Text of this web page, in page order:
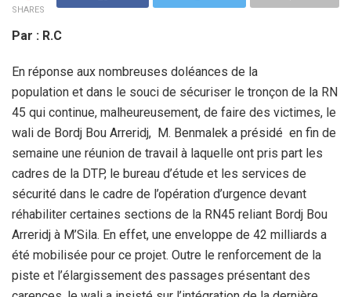
SHARES
Par : R.C
En réponse aux nombreuses doléances de la
population et dans le souci de sécuriser le tronçon de la RN
45 qui continue, malheureusement, de faire des victimes, le
wali de Bordj Bou Arreridj, M. Benmalek a présidé en fin de
semaine une réunion de travail à laquelle ont pris part les
cadres de la DTP, le bureau d’étude et les services de
sécurité dans le cadre de l’opération d’urgence devant
réhabiliter certaines sections de la RN45 reliant Bordj Bou
Arreridj à M’Sila. En effet, une enveloppe de 42 milliards a
été mobilisée pour ce projet. Outre le renforcement de la
piste et l’élargissement des passages présentant des